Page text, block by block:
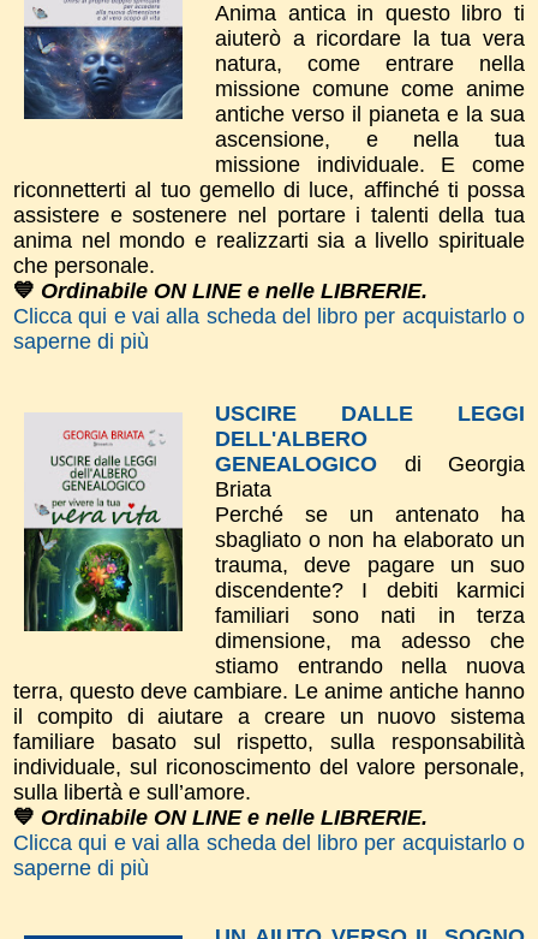
Anima antica in questo libro ti
aiuterò a ricordare la tua vera
natura, come entrare nella
missione comune come anime
antiche verso il pianeta e la sua
ascensione, e nella tua
missione individuale. E come
riconnetterti al tuo gemello di luce, affinché ti possa
assistere e sostenere nel portare i talenti della tua
anima nel mondo e realizzarti sia a livello spirituale
che personale.
💙 Ordinabile ON LINE e nelle LIBRERIE.
Clicca qui e vai alla scheda del libro per acquistarlo o
saperne di più
USCIRE DALLE LEGGI
DELL'ALBERO
GENEALOGICO di Georgia
Briata
Perché se un antenato ha
sbagliato o non ha elaborato un
trauma, deve pagare un suo
discendente? I debiti karmici
familiari sono nati in terza
dimensione, ma adesso che
stiamo entrando nella nuova
terra, questo deve cambiare. Le anime antiche hanno
il compito di aiutare a creare un nuovo sistema
familiare basato sul rispetto, sulla responsabilità
individuale, sul riconoscimento del valore personale,
sulla libertà e sull’amore.
💙 Ordinabile ON LINE e nelle LIBRERIE.
Clicca qui e vai alla scheda del libro per acquistarlo o
saperne di più